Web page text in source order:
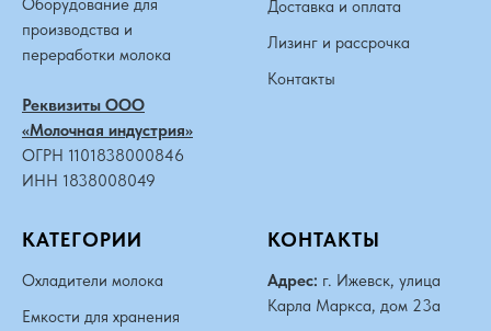
Оборудование для
производства и
переработки молока
Реквизиты ООО
«Молочная индустрия»
ОГРН 1101838000846
ИНН 1838008049
Доставка и оплата
Лизинг и рассрочка
Контакты
КАТЕГОРИИ
Охладители молока
Емкости для хранения
КОНТАКТЫ
Адрес: г. Ижевск, улица
Карла Маркса, дом 23а